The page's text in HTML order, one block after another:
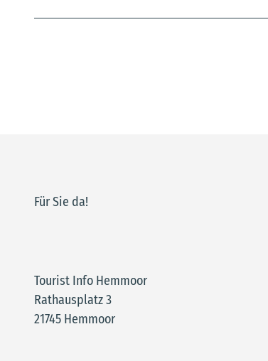
Für Sie da!
Tourist Info Hemmoor
Rathausplatz 3
21745 Hemmoor